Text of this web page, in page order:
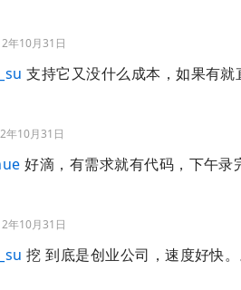
年10月31日
支持它又没什么成本，如果有
年10月31日
好滴，有需求就有代码，下午录
年10月31日
挖 到底是创业公司，速度好快